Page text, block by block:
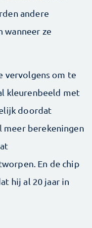
andere
wanneer ze
vervolgens om te
kleurenbeeld met
doordat
berekeningen
En de chip
hij al 20 jaar in